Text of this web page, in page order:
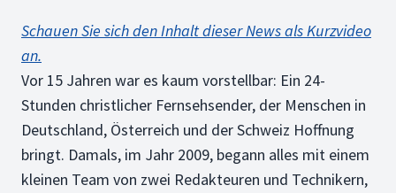
Schauen Sie sich den Inhalt dieser News als Kurzvideo
an.
Vor 15 Jahren war es kaum vorstellbar: Ein 24-
Stunden christlicher Fernsehsender, der Menschen in
Deutschland, Österreich und der Schweiz Hoffnung
bringt. Damals, im Jahr 2009, begann alles mit einem
kleinen Team von zwei Redakteuren und Technikern,